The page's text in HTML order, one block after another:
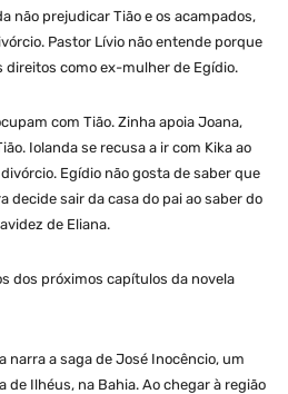
não prejudicar Tião e os acampados,
Pastor Lívio não entende porque
direitos como ex-mulher de Egídio.
com Tião. Zinha apoia Joana,
Iolanda se recusa a ir com Kika ao
Egídio não gosta de saber que
decide sair da casa do pai ao saber do
de Eliana.
dos próximos capítulos da novela
narra a saga de José Inocêncio, um
de Ilhéus, na Bahia. Ao chegar à região